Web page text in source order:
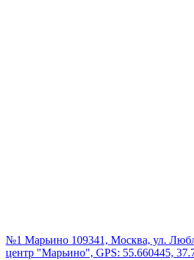
№1 Марьино 109341, Москва, ул.
центр "Марьино", GPS: 55.660445,